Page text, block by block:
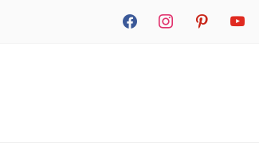
facebookinstagrampinterestyoutube